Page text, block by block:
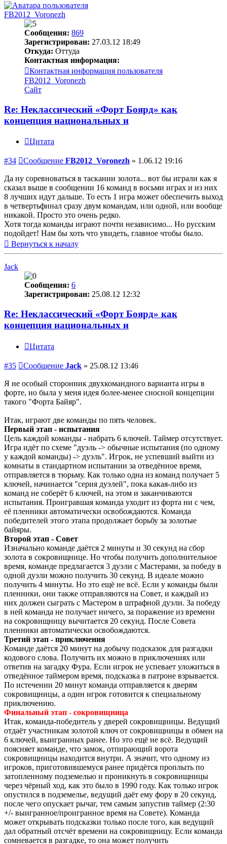
FB2012_Voronezh
Сообщения: 869
Зарегистрирован: 27.03.12 18:49
Откуда: Оттуда
Контактная информация:
Контактная информация пользователя
FB2012_Voronezh
Сайт
Re: Неклассический «Форт Боярд» как
концепция национальных и
Цитата
#34 Сообщение FB2012_Voronezh » 1.06.12 19:16
Да ну соревноваться в таскании золота... вот бы играли как я
сказал выше в сообщении 16 команд в восьми играх и из них
8 лучших идут дальше. То есть 1 игра может обеспечить выход
в четвертьфинал сразу двум командам, или одной, или вообще
никакой. Просто это очень редко.
Хотя тогда команды играют почти независимо... Но русским
подойдет! Нам бы хоть что увидеть, главное чтобы было.
Вернуться к началу
Jack
Сообщения: 6
Зарегистрирован: 25.08.12 12:32
Re: Неклассический «Форт Боярд» как
концепция национальных и
Цитата
#35 Сообщение Jack » 25.08.12 13:46
Я не особый сторонник двухкомандного варианта игры в
форте, но была у меня идея более-менее сносной концепции
такого "Форта Байяр".
Итак, играют две команды по пять человек.
Первый этап - испытания
Цель каждой команды - набрать 6 ключей. Таймер отсутствует.
Игра идёт по схеме "дуэль -> обычные испытания (по одному
у каждой команды) -> дуэль". Игрок, не успевший выйти из
комнаты в стандартном испытании за отведённое время,
отправляется в тюрьму. Как только одна из команд получает 5
ключей, начинается "серия дуэлей", пока какая-либо из
команд не соберёт 6 ключей, на этом и заканчиваются
испытания. Проигравшая команда уходит из форта ни с чем,
её пленники автоматически освобождаются. Команда
победителей этого этапа продолжает борьбу за золотые
байяры.
Второй этап - Совет
Изначально команде даётся 2 минуты и 30 секунд на сбор
золота в сокровищнице. Но чтобы получить дополнительное
время, команде предлагается 3 дуэли с Мастерами, за победу в
одной дуэли можно получить 30 секунд. В идеале можно
получить 4 минуты. Но это ещё не всё. Если у команды были
пленники, они также отправляются на Совет, и каждый из
них должен сыграть с Мастером в штрафной дуэли. За победу
в ней команда не получает ничего, за поражение из времени
на сокровищницу вычитается 20 секунд. После Совета
пленники автоматически освобождаются.
Третий этап - приключения
Команде даётся 20 минут на добычу подсказок для разгадки
кодового слова. Получить их можно в приключениях или
ответив на загадку Фура. Если игрок не успевает уложиться в
отведённое таймером время, подсказка в патроне взрывается.
По истечении 20 минут команда отправляется к дверям
сокровищницы, а один игрок готовится к специальному
приключению.
Финальный этап - сокровищница
Итак, команда-победитель у дверей сокровищницы. Ведущий
отдаёт участникам золотой ключ от сокровищницы в обмен на
6 ключей, выигранных ранее. Но это ещё не всё. Ведущий
поясняет команде, что замок, отпирающий ворота
сокровищницы находится внутри. А значит, что одному из
игроков, приготовившемуся ранее придётся проплыть по
затопленному подземелью и проникнуть в сокровищницы
через чёрный ход, как это было в 1990 году. Как только игрок
опустился в подземелье, ведущий даёт ему фору в 20 секунд,
после чего опускает рычаг, тем самым запустив таймер (2:30
+/- выигранное/проигранное время на Совете). Команда
может открывать подсказки только после того, как ведущий
дал обратный отсчёт времени на сокровищницу. Если команда
сомневается в разгадке, то она может получить